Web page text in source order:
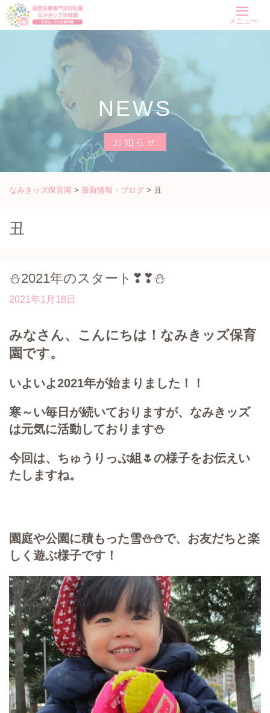
Skip
メニュー
NEWS
お知らせ
なみきッズ保育園 > 最新情報・ブログ > 丑
丑
⛄2021年のスタート❣❣⛄
2021年1月18日
みなさん、こんにちは！なみきッズ保育
園です。
いよいよ2021年が始まりました！！
寒～い毎日が続いておりますが、なみきッズ
は元気に活動しております⛄
今回は、ちゅうりっぷ組🌷の様子をお伝えい
たしますね。
園庭や公園に積もった雪⛄⛄で、お友だちと楽
しく遊ぶ様子です！